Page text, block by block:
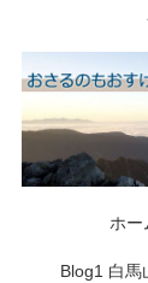
ホー
Blog1 白馬